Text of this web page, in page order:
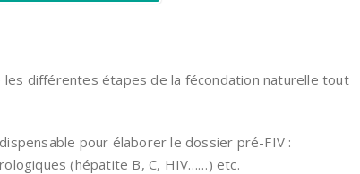
différentes étapes de la fécondation naturelle tout
pour élaborer le dossier pré-FIV :
(hépatite B, C, HIV……) etc.